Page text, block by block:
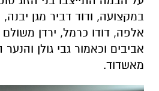
במקצועה, ודוד דביר מגן יבנה,
אלפה, דודו כרמל, ירדן משולם
אביבים וכאמור גבי גולן והנער
מאשדוד.